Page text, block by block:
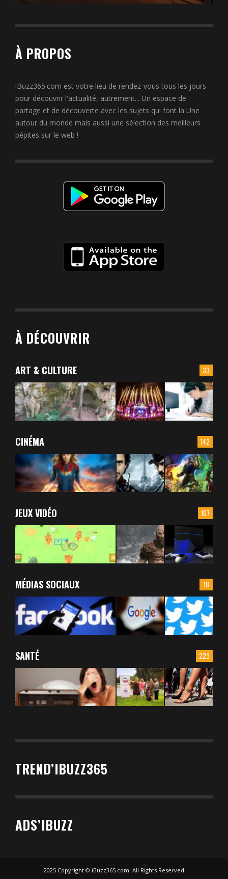
À PROPOS
iBuzz365.com est votre lieu de rendez-vous tous les jours
pour découvrir l'actualité, autrement... Un espace de
partage et de découverte avec les sujets qui font la Une
autour du monde mais aussi une sélection des meilleurs
pépites sur le web !
À DÉCOUVRIR
33
ART & CULTURE
142
CINÉMA
107
JEUX VIDÉO
18
MÉDIAS SOCIAUX
229
SANTÉ
TREND’IBUZZ365
ADS’IBUZZ
2025 Copyright © iBuzz365.com. All Rights Reserved